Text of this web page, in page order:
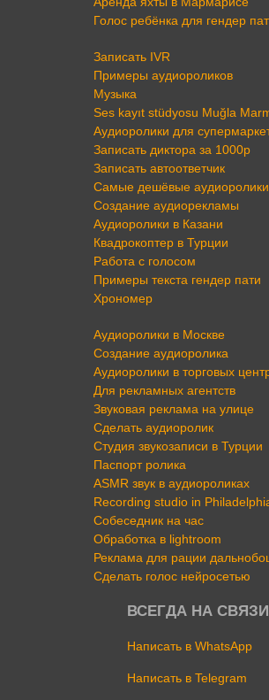
Голос ребёнка для гендер
Записать IVR
Примеры аудиороликов
Музыка
Ses kayıt stüdyosu Muğla
Аудиоролики для
Записать диктора за 1000р
Записать автоответчик
Самые дешёвые аудиоролики
Создание аудиорекламы
Аудиоролики в Казани
Квадрокоптер в Турции
Работа с голосом
Примеры текста гендер пати
Хрономер
Аудиоролики в Москве
Создание аудиоролика
Аудиоролики в торговых
Для рекламных агентств
Звуковая реклама на улице
Сделать аудиоролик
Студия звукозаписи в Турции
Паспорт ролика
ASMR звук в аудиороликах
Recording studio in
Собеседник на час
Обработка в lightroom
Реклама для рации
Сделать голос нейросетью
ВСЕГДА НА СВЯЗИ
Написать в WhatsApp
Написать в Telegram